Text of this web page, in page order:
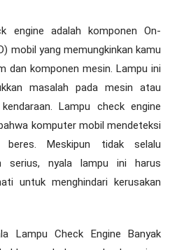
engine adalah komponen On-
mobil yang memungkinkan kamu
dan komponen mesin. Lampu ini
masalah pada mesin atau
Lampu check engine
komputer mobil mendeteksi
Meskipun tidak selalu
serius, nyala lampu ini harus
untuk menghindari kerusakan
Lampu Check Engine Banyak